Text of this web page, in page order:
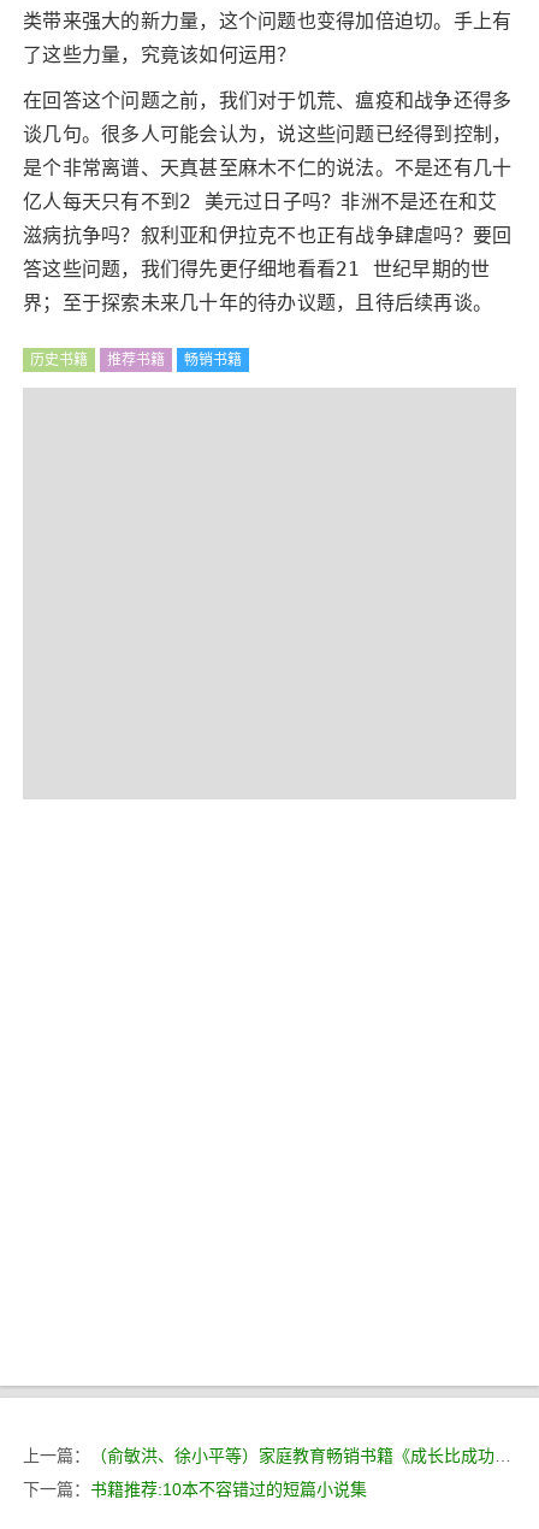
类带来强大的新力量，这个问题也变得加倍迫切。手上有
了这些力量，究竟该如何运用？
在回答这个问题之前，我们对于饥荒、瘟疫和战争还得多
谈几句。很多人可能会认为，说这些问题已经得到控制，
是个非常离谱、天真甚至麻木不仁的说法。不是还有几十
亿人每天只有不到2 美元过日子吗？非洲不是还在和艾
滋病抗争吗？叙利亚和伊拉克不也正有战争肆虐吗？要回
答这些问题，我们得先更仔细地看看21 世纪早期的世
界；至于探索未来几十年的待办议题，且待后续再谈。
历史书籍 推荐书籍 畅销书籍
上一篇：
（俞敏洪、徐小平等）家庭教育畅销书籍《成长比成功更重要》
下一篇： 书籍推荐:10本不容错过的短篇小说集